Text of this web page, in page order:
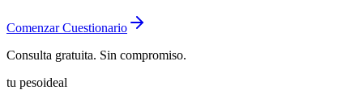
Comenzar Cuestionario
Consulta gratuita. Sin compromiso.
tu pesoideal